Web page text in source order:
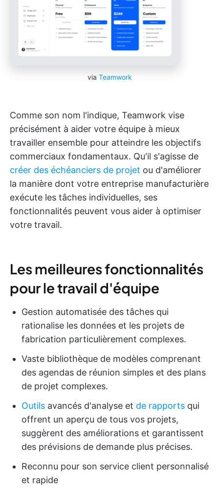
via Teamwork
Comme son nom l'indique, Teamwork vise
précisément à aider votre équipe à mieux
travailler ensemble pour atteindre les objectifs
commerciaux fondamentaux. Qu'il s'agisse de
créer des échéanciers de projet ou d'améliorer
la manière dont votre entreprise manufacturière
exécute les tâches individuelles, ses
fonctionnalités peuvent vous aider à optimiser
votre travail.
Les meilleures fonctionnalités
pour le travail d'équipe
Gestion automatisée des tâches qui
rationalise les données et les projets de
fabrication particulièrement complexes.
Vaste bibliothèque de modèles comprenant
des agendas de réunion simples et des plans
de projet complexes.
Outils avancés d'analyse et de rapports qui
offrent un aperçu de tous vos projets,
suggèrent des améliorations et garantissent
des prévisions de demande plus précises.
Reconnu pour son service client personnalisé
et rapide